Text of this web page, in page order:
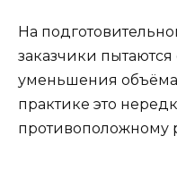
На
заказчики пытаются
уменьшения
практике это
противоположному